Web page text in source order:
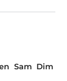
Sam Dim